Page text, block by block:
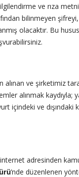
ve rıza
bilinmeyen
olacaktır. Bu
ve şirketimiz
alınmak
içindeki ve dışındaki
internet adresinden
’nde düzenlenen